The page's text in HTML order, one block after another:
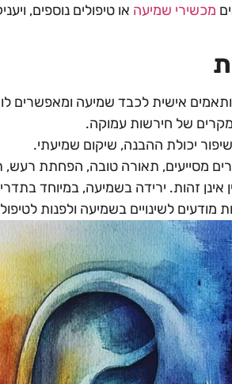
מכשירי שמיעה או טיפולים נוספים,
אישית לכבד שמיעה ומאפשרים לו
של חירשות עמוקה.
יכולת ההבנה, שיקום שמיעתי.
מסייעים, תאורה טובה, הפחתת
אינן זהות. ירידה בשמיעה, במיוחד
מודעים לשינויים בשמיעה ולפנות